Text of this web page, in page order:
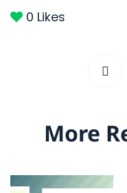
0 Likes
More